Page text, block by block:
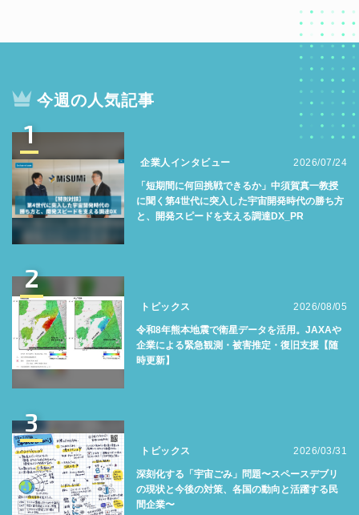
今週の人気記事
1
企業人インタビュー 2026/07/24
「短期間に何回挑戦できるか」中須賀真一教授
に聞く第4世代に突入した宇宙開発時代の勝ち方
と、開発スピードを支える調達DX_PR
2
トピックス 2026/08/05
令和8年熊本地震で衛星データを活用。JAXAや
企業による緊急観測・被害推定・復旧支援【随
時更新】
3
トピックス 2026/03/31
深刻化する「宇宙ごみ」問題〜スペースデブリ
の現状と今後の対策、各国の動向と活躍する民
間企業〜